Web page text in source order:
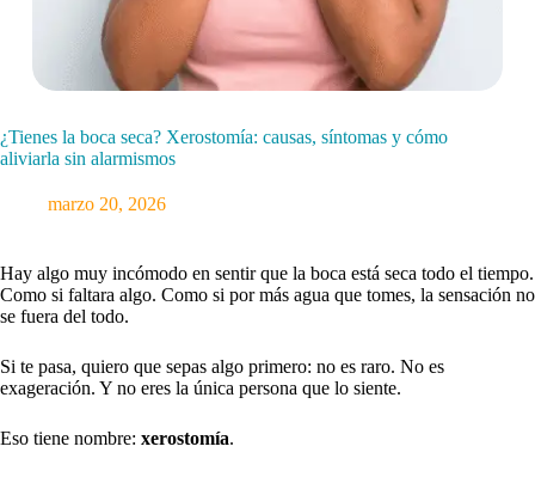
¿Tienes la boca seca? Xerostomía: causas, síntomas y cómo
aliviarla sin alarmismos
marzo 20, 2026
Hay algo muy incómodo en sentir que la boca está seca todo el tiempo.
Como si faltara algo. Como si por más agua que tomes, la sensación no
se fuera del todo.
Si te pasa, quiero que sepas algo primero: no es raro. No es
exageración. Y no eres la única persona que lo siente.
Eso tiene nombre: xerostomía.